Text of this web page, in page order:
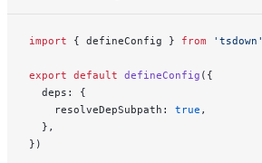
import { defineConfig } from 'tsdown'
export default defineConfig ({
  deps: {
    resolveDepSubpath:
true ,
  },
})